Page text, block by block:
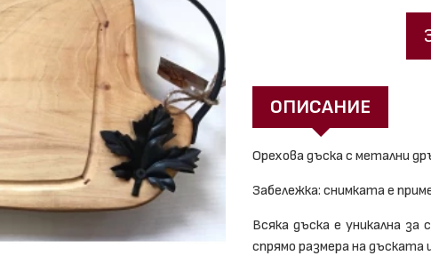
ОПИСАНИЕ
Орехова дъска с метални
Забележка: снимката е
Всяка дъска е уникална
спрямо размера на